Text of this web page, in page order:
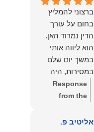
עליכם..אני
שמחה שאתם
איתי ותזכו לטוב
כפי
שאתם....תבורכו
ברכה והצלחה
וחיבוק ממני🙂😘
💓
והמרגשות.
שמחנו מאוד
לקרוא את
דברייך. אנו
מעריכים את
האמון שנתת בנו
ונמשיך לעמוד
לצידך וללוות
אותך במסירות.
הלב הרבה
ברצוני להמליץ
בחום על עורך
הדין נמרוד האן.
הוא ליווה אותי
במשך יום שלם
במסירות, היה
זמין לכל שאלה,
הכווין אותי בכל
תחושת ביטחון
Response
from the
הוא שלנו, נעמוד
אליטיב פ.